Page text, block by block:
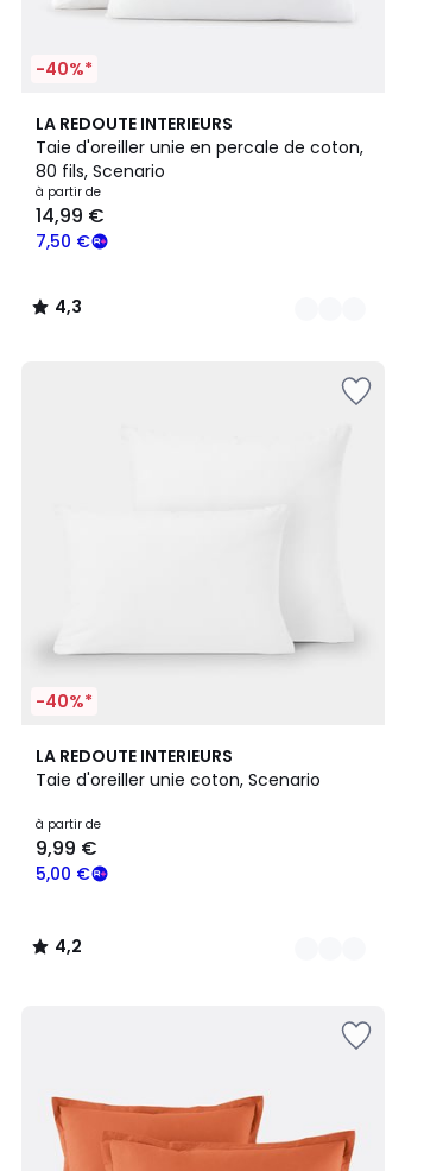
-40%*
LA REDOUTE INTERIEURS
Taie d'oreiller unie en percale de coton,
80 fils, Scenario
à partir de
7,50 €
14,99 €
4,3
/ 5
19
Couleurs
4,3
/
-40%*
LA REDOUTE INTERIEURS
Taie d'oreiller unie coton, Scenario
à partir de
5,00 €
9,99 €
4,2
/ 5
22
Couleurs
4,2
/